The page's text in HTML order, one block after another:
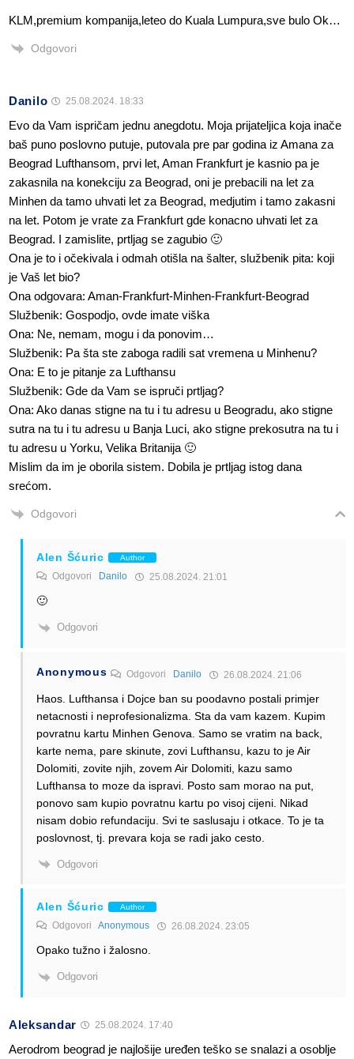
KLM,premium kompanija,leteo do Kuala Lumpura,sve bulo Ok…
Odgovori
Danilo 25.08.2024. 18:33
Evo da Vam ispričam jednu anegdotu. Moja prijateljica koja inače
baš puno poslovno putuje, putovala pre par godina iz Amana za
Beograd Lufthansom, prvi let, Aman Frankfurt je kasnio pa je
zakasnila na konekciju za Beograd, oni je prebacili na let za
Minhen da tamo uhvati let za Beograd, medjutim i tamo zakasni
na let. Potom je vrate za Frankfurt gde konacno uhvati let za
Beograd. I zamislite, prtljag se zagubio 🙂
Ona je to i očekivala i odmah otišla na šalter, službenik pita: koji
je Vaš let bio?
Ona odgovara: Aman-Frankfurt-Minhen-Frankfurt-Beograd
Službenik: Gospodjo, ovde imate viška
Ona: Ne, nemam, mogu i da ponovim…
Službenik: Pa šta ste zaboga radili sat vremena u Minhenu?
Ona: E to je pitanje za Lufthansu
Službenik: Gde da Vam se ispruči prtljag?
Ona: Ako danas stigne na tu i tu adresu u Beogradu, ako stigne
sutra na tu i tu adresu u Banja Luci, ako stigne prekosutra na tu i
tu adresu u Yorku, Velika Britanija 🙂
Mislim da im je oborila sistem. Dobila je prtljag istog dana
srećom.
Odgovori
Alen Šćuric Author
Odgovori Danilo 25.08.2024. 21:01
🙂
Odgovori
Anonymous Odgovori Danilo 26.08.2024. 21:06
Haos. Lufthansa i Dojce ban su poodavno postali primjer
netacnosti i neprofesionalizma. Sta da vam kazem. Kupim
povratnu kartu Minhen Genova. Samo se vratim na back,
karte nema, pare skinute, zovi Lufthansu, kazu to je Air
Dolomiti, zovite njih, zovem Air Dolomiti, kazu samo
Lufthansa to moze da ispravi. Posto sam morao na put,
ponovo sam kupio povratnu kartu po visoj cijeni. Nikad
nisam dobio refundaciju. Svi te saslusaju i otkace. To je ta
poslovnost, tj. prevara koja se radi jako cesto.
Odgovori
Alen Šćuric Author
Odgovori Anonymous 26.08.2024. 23:05
Opako tužno i žalosno.
Odgovori
Aleksandar 25.08.2024. 17:40
Aerodrom beograd je najlošije uređen teško se snalazi a osoblje